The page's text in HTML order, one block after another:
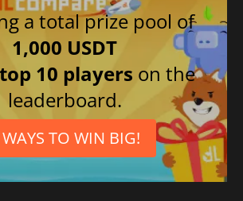
a total prize pool of
1,000 USDT
top 10 players on the
leaderboard.
TO WIN BIG!